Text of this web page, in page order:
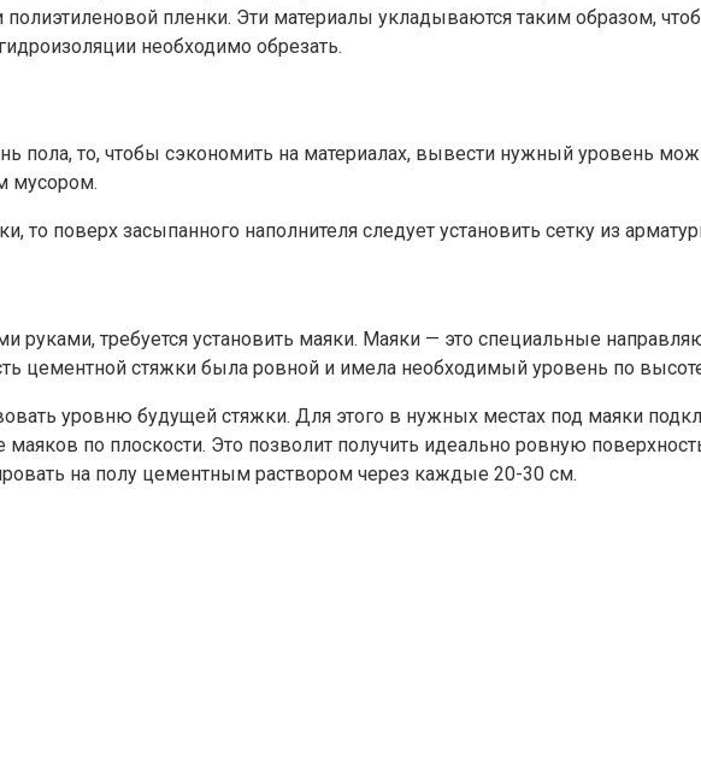
полиэтиленовой пленки. Эти материалы укладываются таким образом,
необходимо обрезать.
пола, то, чтобы сэкономить на материалах, вывести нужный уровень
мусором.
то поверх засыпанного наполнителя следует установить сетку из
руками, требуется установить маяки. Маяки — это специальные
цементной стяжки была ровной и имела необходимый уровень по
уровню будущей стяжки. Для этого в нужных местах под маяки
по плоскости. Это позволит получить идеально ровную
на полу цементным раствором через каждые 20-30 см.